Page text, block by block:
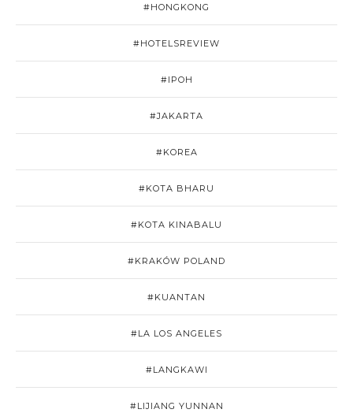
#HONGKONG
#HOTELSREVIEW
#IPOH
#JAKARTA
#KOREA
#KOTA BHARU
#KOTA KINABALU
#KRAKÓW POLAND
#KUANTAN
#LA LOS ANGELES
#LANGKAWI
#LIJIANG YUNNAN